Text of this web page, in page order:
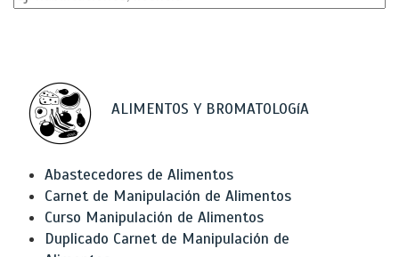
ALIMENTOS Y BROMATOLOGíA
Abastecedores de Alimentos
Carnet de Manipulación de Alimentos
Curso Manipulación de Alimentos
Duplicado Carnet de Manipulación de